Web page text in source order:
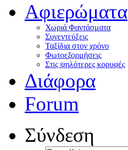
Αφιερώματα
Χωριά Φαντάσματα
Συνεντεύξεις
Ταξίδια στον χρόνο
Φωτοεξορμήσεις
Στις ψηλότερες κορυφές
Διάφορα
Forum
Σύνδεση